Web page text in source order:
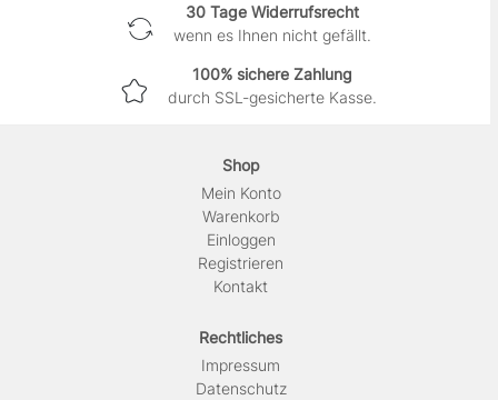
30 Tage Widerrufsrecht
wenn es Ihnen nicht gefällt.
100% sichere Zahlung
durch SSL-gesicherte Kasse.
Shop
Mein Konto
Warenkorb
Einloggen
Registrieren
Kontakt
Rechtliches
Impressum
Daten­schutz